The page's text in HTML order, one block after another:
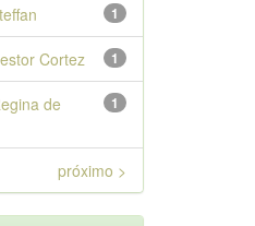
1
1
Cortez
1
de
próximo >